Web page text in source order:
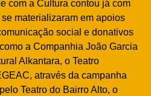
com a Cultura contou já com
materializaram em apoios
social e donativos
a Companhia João Garcia
Alkantara, o Teatro
através da campanha
Teatro do Bairro Alto, o